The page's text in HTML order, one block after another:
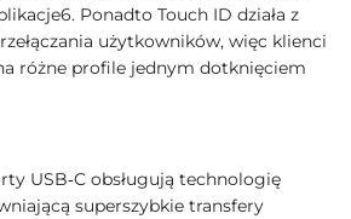
Ponadto Touch ID działa z
użytkowników, więc klienci
różne profile jednym dotknięciem
USB‑C obsługują technologię
superszybkie transfery